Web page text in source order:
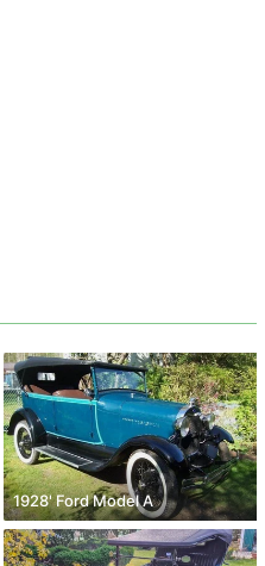
1928' Ford Model A